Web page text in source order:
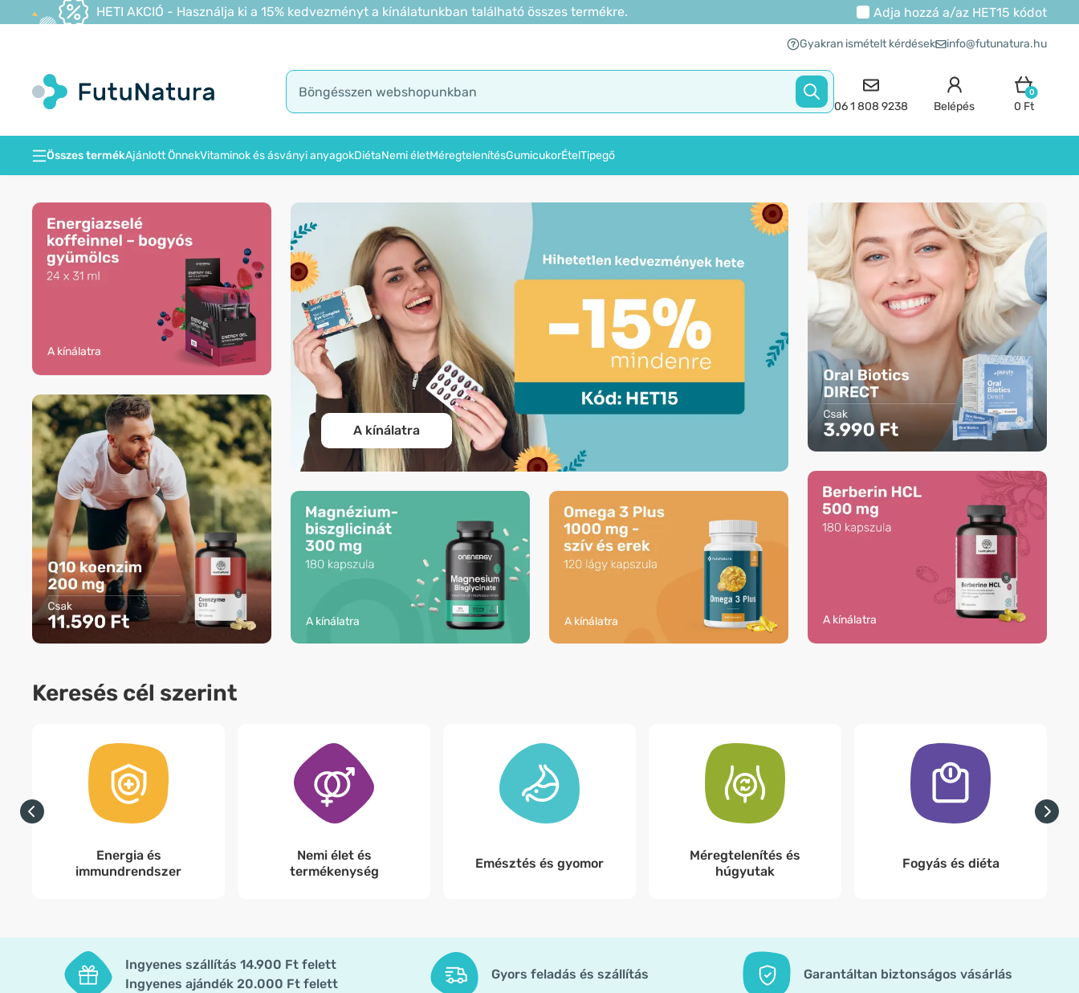
HETI AKCIÓ - Használja ki a 15% kedvezményt a kínálatunkban található összes termékre. Adja hozzá a/az HET15 kódot
Gyakran ismételt kérdések info@futunatura.hu
06 1 808 9238 Belépés
0
0 Ft
Összes termékAjánlott ÖnnekVitaminok és ásványi anyagokDiétaNemi életMéregtelenítésGumicukorÉtelTipegő
A kínálatra
A kínálatra
A kínálatra A kínálatra A kínálatra
Keresés cél szerint
Energia és
immundrendszer
Nemi élet és
termékenység
Emésztés és gyomor
Méregtelenítés és
húgyutak
Fogyás és diéta
Ingyenes szállítás 14.900 Ft felett
Ingyenes ajándék 20.000 Ft felett
Gyors feladás és szállítás Garantáltan biztonságos vásárlás